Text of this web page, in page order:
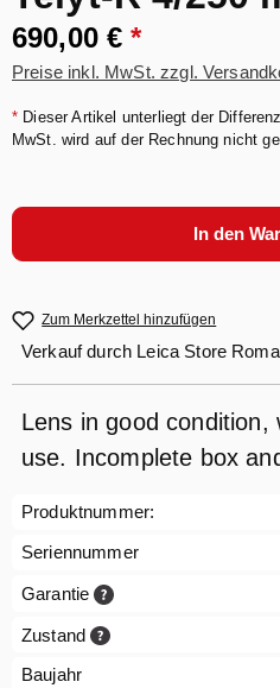
690,00 €*
Preise inkl. MwSt. zzgl.
* Dieser Artikel unterliegt der
MwSt. wird auf der Rechnung nicht
In den
Zum Merkzettel hinzufügen
Verkauf durch Leica Store Roma
Lens in good condition,
use. Incomplete box
Produktnummer:
Seriennummer
Garantie
Zustand
Baujahr